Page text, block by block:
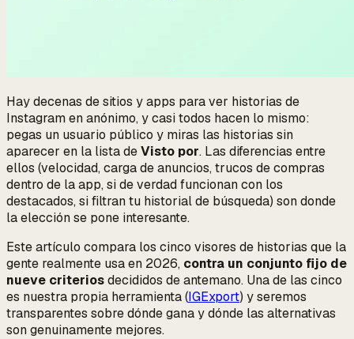
Hay decenas de sitios y apps para ver historias de
Instagram en anónimo, y casi todos hacen lo mismo:
pegas un usuario público y miras las historias sin
aparecer en la lista deVisto por. Las diferencias entre
ellos (velocidad, carga de anuncios, trucos de compras
dentro de la app, si de verdad funcionan con los
destacados, si filtran tu historial de búsqueda) son donde
la elección se pone interesante.
Este artículo compara los cinco visores de historias que la
gente realmente usa en 2026, contra un conjunto fijo de
nueve criteriosdecididos de antemano. Una de las cinco
es nuestra propia herramienta (IGExport) y seremos
transparentes sobre dónde gana y dónde las alternativas
son genuinamente mejores.